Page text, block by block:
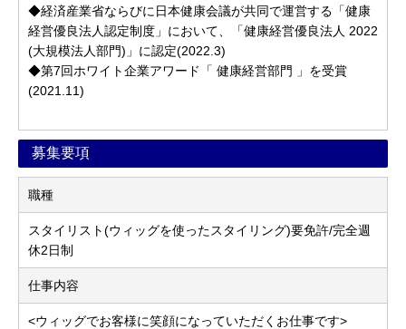
◆経済産業省ならびに日本健康会議が共同で運営する「健康
経営優良法人認定制度」において、「健康経営優良法人 2022
(大規模法人部門)」に認定(2022.3)
◆第7回ホワイト企業アワード「 健康経営部門 」を受賞
(2021.11)
募集要項
職種
スタイリスト(ウィッグを使ったスタイリング)要免許/完全週
休2日制
仕事内容
<ウィッグでお客様に笑顔になっていただくお仕事です>